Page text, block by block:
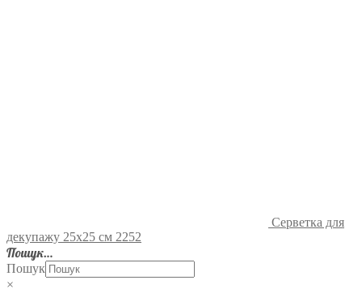
Серветка для
декупажу 25х25 см 2252
Пошук…
Пошук
×